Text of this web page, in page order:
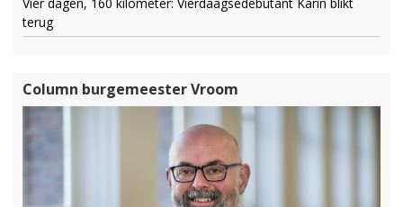
terug
Column burgemeester Vroom